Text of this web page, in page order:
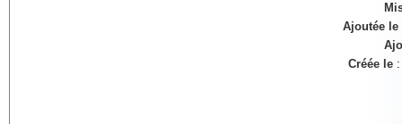
Ajoutée le
Créée le